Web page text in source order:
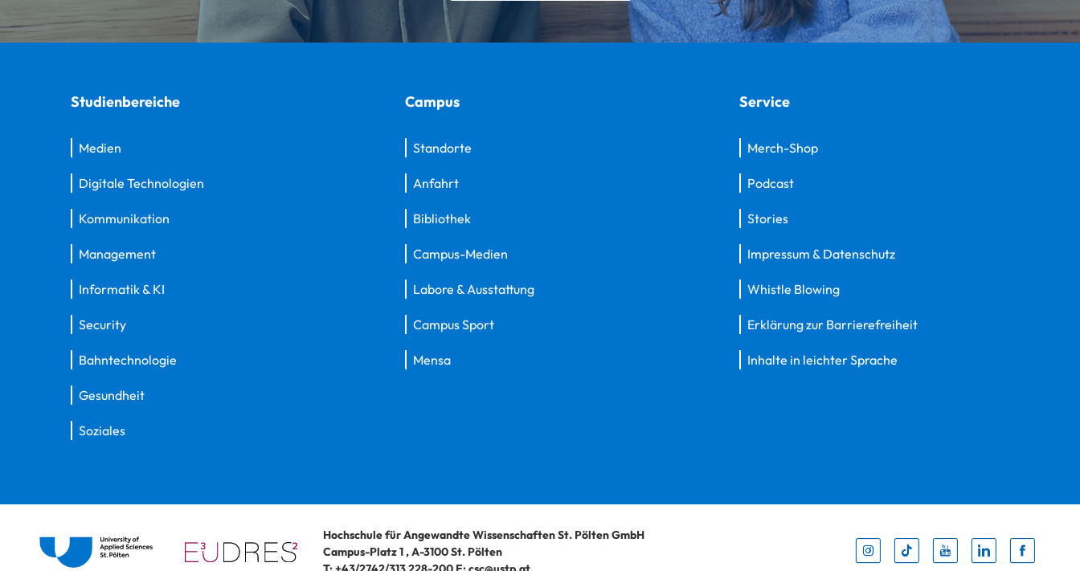
Studienbereiche
Medien
Digitale Technologien
Kommunikation
Management
Informatik & KI
Security
Bahntechnologie
Gesundheit
Soziales
Campus
Standorte
Anfahrt
Bibliothek
Campus-Medien
Labore & Ausstattung
Campus Sport
Mensa
Service
Merch-Shop
Podcast
Stories
Impressum & Datenschutz
Whistle Blowing
Erklärung zur Barrierefreiheit
Inhalte in leichter Sprache
Hochschule für Angewandte Wissenschaften St. Pölten GmbH
Campus-Platz 1,A-3100St. Pölten